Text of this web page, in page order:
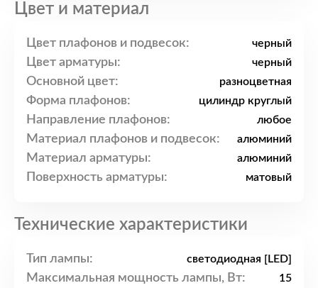
Цвет и материал
Цвет плафонов и подвесок: черный
Цвет арматуры: черный
Основной цвет: разноцветная
Форма плафонов: цилиндр круглый
Направление плафонов: любое
Материал плафонов и подвесок: алюминий
Материал арматуры: алюминий
Поверхность арматуры: матовый
Технические характеристики
Тип лампы: светодиодная [LED]
Максимальная мощность лампы, Вт: 15